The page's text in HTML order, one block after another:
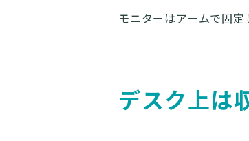
モニターはアームで固
デスク上は